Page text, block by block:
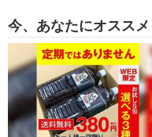
今、あなたにオススメ